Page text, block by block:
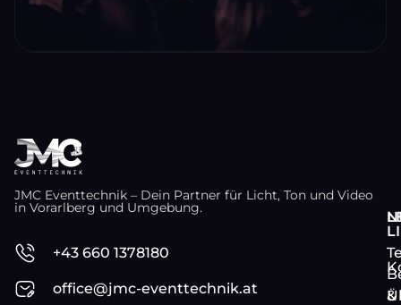
JMC Eventtechnik – Dein Partner für Licht, Ton und Video
in Vorarlberg und Umgebung.
+43 660 1378180
office@jmc-eventtechnik.at
&